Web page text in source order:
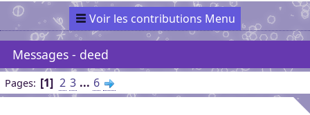
Voir les contributions Menu
Messages - deed
Pages 1 2 3 ... 6